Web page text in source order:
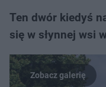
Ten dwór kiedyś
się w słynnej wsi